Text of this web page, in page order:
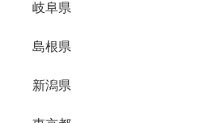
岐阜県
島根県
新潟県